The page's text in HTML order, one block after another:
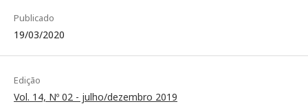
Publicado
19/03/2020
Edição
Vol. 14, Nº 02 - julho/dezembro 2019